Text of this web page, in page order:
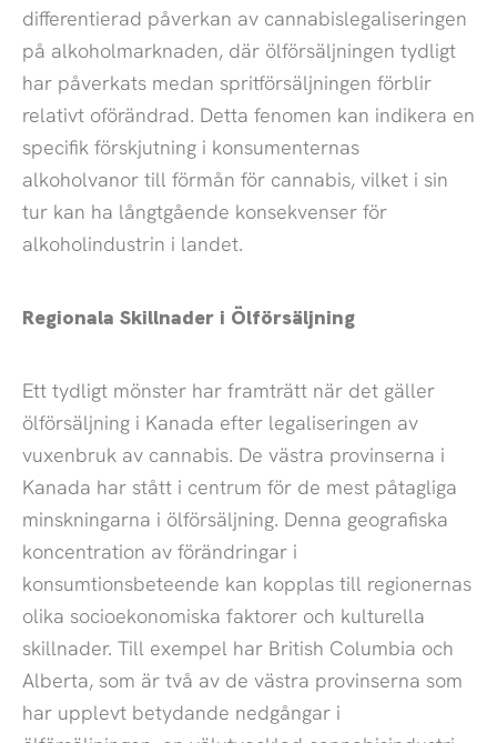
differentierad påverkan av cannabislegaliseringen
på alkoholmarknaden, där ölförsäljningen tydligt
har påverkats medan spritförsäljningen förblir
relativt oförändrad. Detta fenomen kan indikera en
specifik förskjutning i konsumenternas
alkoholvanor till förmån för cannabis, vilket i sin
tur kan ha långtgående konsekvenser för
alkoholindustrin i landet.
Regionala Skillnader i Ölförsäljning
Ett tydligt mönster har framträtt när det gäller
ölförsäljning i Kanada efter legaliseringen av
vuxenbruk av cannabis. De västra provinserna i
Kanada har stått i centrum för de mest påtagliga
minskningarna i ölförsäljning. Denna geografiska
koncentration av förändringar i
konsumtionsbeteende kan kopplas till regionernas
olika socioekonomiska faktorer och kulturella
skillnader. Till exempel har British Columbia och
Alberta, som är två av de västra provinserna som
har upplevt betydande nedgångar i